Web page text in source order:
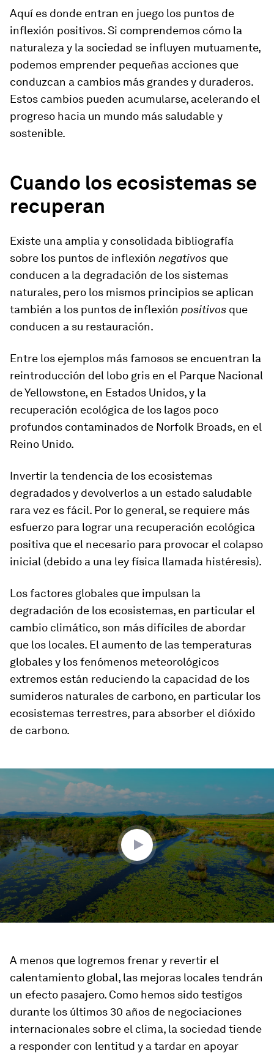
Aquí es donde entran en juego los puntos de
inflexión positivos. Si comprendemos cómo la
naturaleza y la sociedad se influyen mutuamente,
podemos emprender pequeñas acciones que
conduzcan a cambios más grandes y duraderos.
Estos cambios pueden acumularse, acelerando el
progreso hacia un mundo más saludable y
sostenible.
Cuando los ecosistemas se
recuperan
Existe una amplia y consolidada bibliografía
sobre los puntos de inflexión negativos que
conducen a la degradación de los sistemas
naturales, pero los mismos principios se aplican
también a los puntos de inflexión positivos que
conducen a su restauración.
Entre los ejemplos más famosos se encuentran la
reintroducción del lobo gris en el Parque Nacional
de Yellowstone, en Estados Unidos, y la
recuperación ecológica de los lagos poco
profundos contaminados de Norfolk Broads, en el
Reino Unido.
Invertir la tendencia de los ecosistemas
degradados y devolverlos a un estado saludable
rara vez es fácil. Por lo general, se requiere más
esfuerzo para lograr una recuperación ecológica
positiva que el necesario para provocar el colapso
inicial (debido a una ley física llamada histéresis).
Los factores globales que impulsan la
degradación de los ecosistemas, en particular el
cambio climático, son más difíciles de abordar
que los locales. El aumento de las temperaturas
globales y los fenómenos meteorológicos
extremos están reduciendo la capacidad de los
sumideros naturales de carbono, en particular los
ecosistemas terrestres, para absorber el dióxido
de carbono.
seconds
minutes,
22
seconds
A menos que logremos frenar y revertir el
calentamiento global, las mejoras locales tendrán
un efecto pasajero. Como hemos sido testigos
durante los últimos 30 años de negociaciones
internacionales sobre el clima, la sociedad tiende
a responder con lentitud y a tardar en apoyar